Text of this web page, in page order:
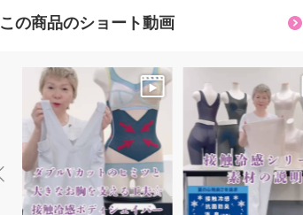
この商品のショート動画